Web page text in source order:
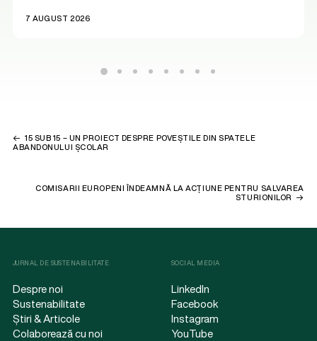
7 AUGUST 2026
15 SUB 15 – UN PROIECT DESPRE POVEȘTILE DIN SPATELE
ABANDONULUI ȘCOLAR
COMISARII EUROPENI ÎNDEAMNĂ LA ACȚIUNE PENTRU SALVAREA
STURIONILOR
JURNAL DE SUSTENABILITATE
Despre noi
Sustenabilitate
Știri & Articole
Colaborează cu noi
SOCIAL MEDIA
LinkedIn
Facebook
Instagram
YouTube